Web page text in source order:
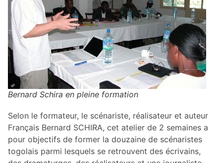
Bernard Schira en pleine formation
Selon le formateur, le scénariste, réalisateur et auteur
Français Bernard SCHIRA, cet atelier de 2 semaines a
pour objectifs de former la douzaine de scénaristes
togolais parmi lesquels se retrouvent des écrivains,